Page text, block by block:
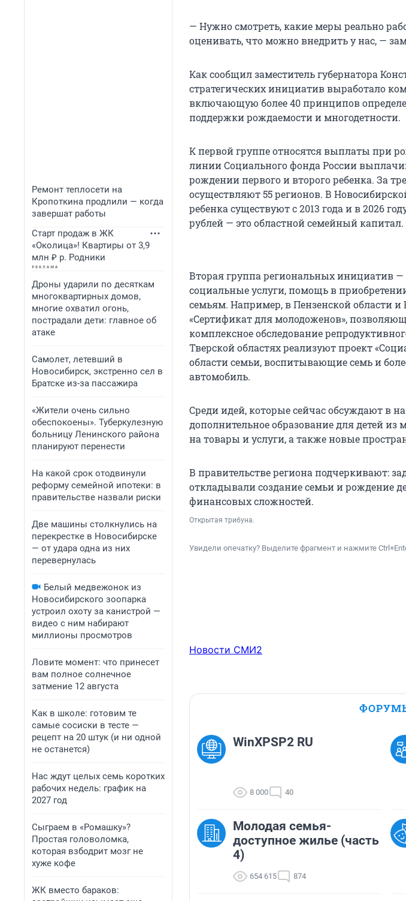
Ремонт теплосети на
Кропоткина продлили — когда
завершат работы
Старт продаж в ЖК
«Околица»! Квартиры от 3,9
млн ₽ р. Родники
Дроны ударили по десяткам
многоквартирных домов,
многие охватил огонь,
пострадали дети: главное об
атаке
Самолет, летевший в
Новосибирск, экстренно сел в
Братске из-за пассажира
«Жители очень сильно
обеспокоены». Туберкулезную
больницу Ленинского района
планируют перенести
На какой срок отодвинули
реформу семейной ипотеки: в
правительстве назвали риски
Две машины столкнулись на
перекрестке в Новосибирске
— от удара одна из них
перевернулась
Белый медвежонок из
Новосибирского зоопарка
устроил охоту за канистрой —
видео с ним набирают
миллионы просмотров
Ловите момент: что принесет
вам полное солнечное
затмение 12 августа
Как в школе: готовим те
самые сосиски в тесте —
рецепт на 20 штук (и ни одной
не останется)
Нас ждут целых семь коротких
рабочих недель: график на
2027 год
Сыграем в «Ромашку»?
Простая головоломка,
которая взбодрит мозг не
хуже кофе
ЖК вместо бараков:
— Нужно смотреть, какие меры реально
оценивать, что можно внедрить у нас, —
Как сообщил заместитель губернатора
стратегических инициатив выработало
включающую более 40 принципов
поддержки рождаемости и многодетности.
К первой группе относятся выплаты при
линии Социального фонда России
рождении первого и второго ребенка. За
осуществляют 55 регионов. В
ребенка существуют с 2013 года и в 2026
рублей — это областной семейный капитал.
Вторая группа региональных инициатив
социальные услуги, помощь в
семьям. Например, в Пензенской области и
«Сертификат для молодоженов»,
комплексное обследование
Тверской областях реализуют проект
области семьи, воспитывающие семь и
автомобиль.
Среди идей, которые сейчас обсуждают в
дополнительное образование для детей из
на товары и услуги, а также новые
В правительстве региона подчеркивают:
откладывали создание семьи и рождение
финансовых сложностей.
Открытая трибуна.
Увидели опечатку? Выделите фрагмент и нажмите
Новости СМИ2
WinXPSP2 RU
8 000 40
Молодая семья-
доступное жилье (часть
4)
654 615 874